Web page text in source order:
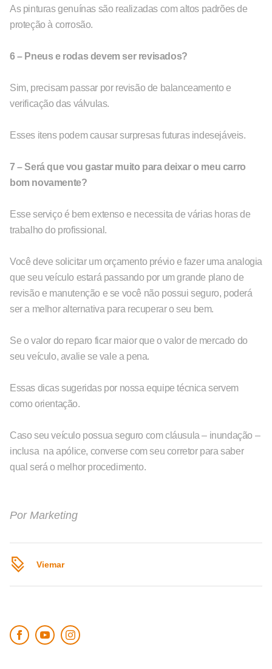
As pinturas genuínas são realizadas com altos padrões de
proteção à corrosão.
6 – Pneus e rodas devem ser revisados?
Sim, precisam passar por revisão de balanceamento e
verificação das válvulas.
Esses itens podem causar surpresas futuras indesejáveis.
7 – Será que vou gastar muito para deixar o meu carro
bom novamente?
Esse serviço é bem extenso e necessita de várias horas de
trabalho do profissional.
Você deve solicitar um orçamento prévio e fazer uma analogia
que seu veículo estará passando por um grande plano de
revisão e manutenção e se você não possui seguro, poderá
ser a melhor alternativa para recuperar o seu bem.
Se o valor do reparo ficar maior que o valor de mercado do
seu veículo, avalie se vale a pena.
Essas dicas sugeridas por nossa equipe técnica servem
como orientação.
Caso seu veículo possua seguro com cláusula – inundação –
inclusa na apólice, converse com seu corretor para saber
qual será o melhor procedimento.
Por Marketing
Viemar